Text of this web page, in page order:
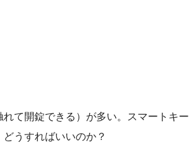
て開錠できる）が多い。スマートキー
うすればいいのか？